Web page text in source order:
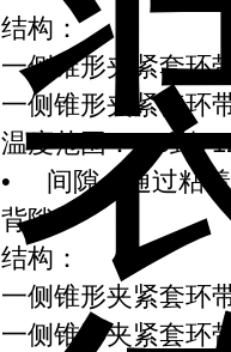
结构：
一侧锥形夹紧套环
一侧锥形夹紧套环
温度范围：-30到
• 间隙：通过粘着
背隙。
结构：
一侧锥形夹紧套环
一侧锥形夹紧套环